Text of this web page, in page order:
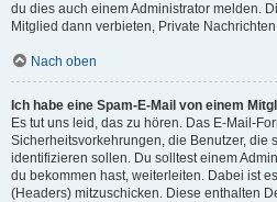
du dies auch einem Administrator melden.
Mitglied dann verbieten, Private
Nach oben
Ich habe eine Spam-E-Mail von einem
Es tut uns leid, das zu hören. Das E-Mail-
Sicherheitsvorkehrungen, die Benutzer, die
identifizieren sollen. Du solltest einem
du bekommen hast, weiterleiten. Dabei ist
(Headers) mitzuschicken. Diese enthalten